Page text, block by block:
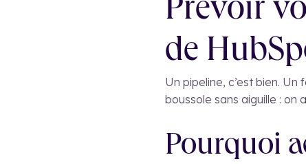
Prévoir
de
Un pipeline, c’est bien.
boussole sans aiguille : on
Pourquoi